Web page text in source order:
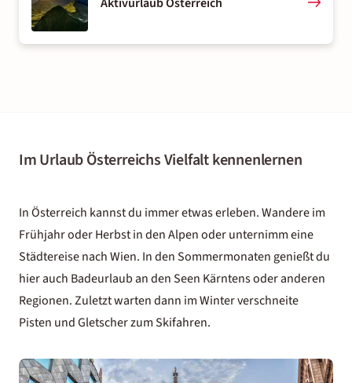
Im Urlaub Österreichs Vielfalt kennenlernen
In Österreich kannst du immer etwas erleben. Wandere im
Frühjahr oder Herbst in den Alpen oder unternimm eine
Städtereise nach Wien. In den Sommermonaten genießt du
hier auch Badeurlaub an den Seen Kärntens oder anderen
Regionen. Zuletzt warten dann im Winter verschneite
Pisten und Gletscher zum Skifahren.